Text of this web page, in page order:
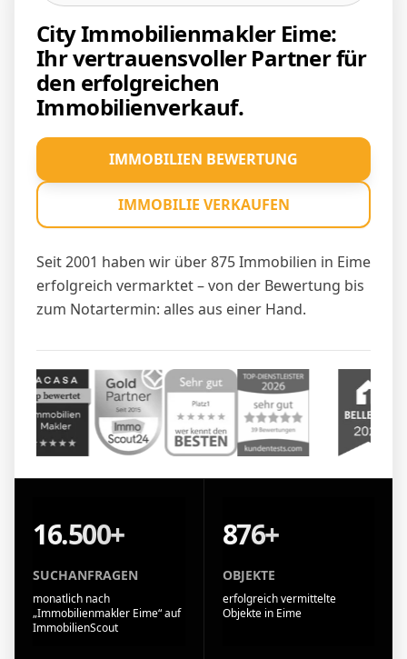
City Immobilienmakler Eime:
Ihr vertrauensvoller Partner für
den erfolgreichen
Immobilienverkauf.
Seit 2001 haben wir über 875 Immobilien in Eime
erfolgreich vermarktet – von der Bewertung bis
zum Notartermin: alles aus einer Hand.
IMMOBILIEN BEWERTUNG
IMMOBILIE VERKAUFEN
16.500+
SUCHANFRAGEN
monatlich nach
„Immobilienmakler Eime“ auf
ImmobilienScout
876+
OBJEKTE
erfolgreich vermittelte
Objekte in Eime